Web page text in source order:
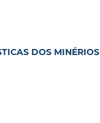
DOS MINÉRIOS